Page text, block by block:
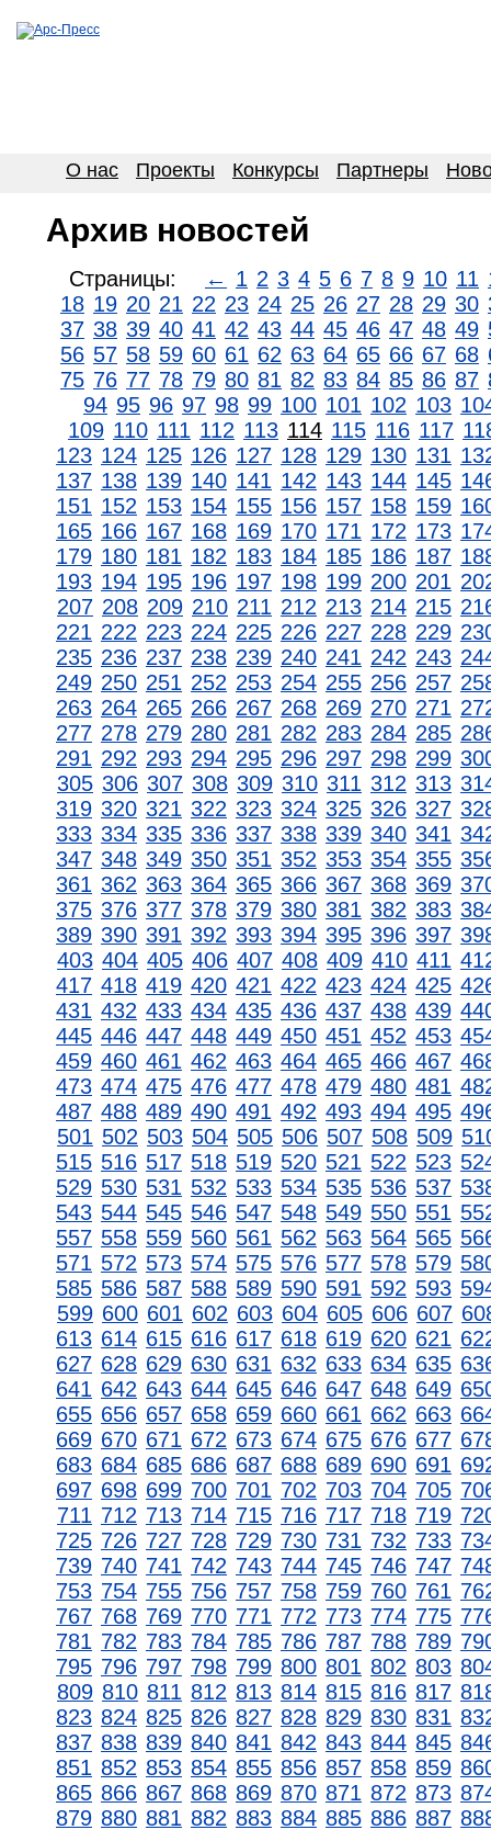
О нас Проекты Конкурсы Партнеры
Архив новостей
Страницы: ← 1 2 3 4 5 6 7 8 9 10 11
18 19 20 21 22 23 24 25 26 27 28 29 30
37 38 39 40 41 42 43 44 45 46 47 48 49
56 57 58 59 60 61 62 63 64 65 66 67 68
75 76 77 78 79 80 81 82 83 84 85 86 87
94 95 96 97 98 99 100 101 102 103
109 110 111 112 113 114 115 116 117
123 124 125 126 127 128 129 130 131
137 138 139 140 141 142 143 144 145
151 152 153 154 155 156 157 158 159
165 166 167 168 169 170 171 172 173
179 180 181 182 183 184 185 186 187
193 194 195 196 197 198 199 200 201
207 208 209 210 211 212 213 214 215
221 222 223 224 225 226 227 228 229
235 236 237 238 239 240 241 242 243
249 250 251 252 253 254 255 256 257
263 264 265 266 267 268 269 270 271
277 278 279 280 281 282 283 284 285
291 292 293 294 295 296 297 298 299
305 306 307 308 309 310 311 312 313
319 320 321 322 323 324 325 326 327
333 334 335 336 337 338 339 340 341
347 348 349 350 351 352 353 354 355
361 362 363 364 365 366 367 368 369
375 376 377 378 379 380 381 382 383
389 390 391 392 393 394 395 396 397
403 404 405 406 407 408 409 410 411
417 418 419 420 421 422 423 424 425
431 432 433 434 435 436 437 438 439
445 446 447 448 449 450 451 452 453
459 460 461 462 463 464 465 466 467
473 474 475 476 477 478 479 480 481
487 488 489 490 491 492 493 494 495
501 502 503 504 505 506 507 508 509
515 516 517 518 519 520 521 522 523
529 530 531 532 533 534 535 536 537
543 544 545 546 547 548 549 550 551
557 558 559 560 561 562 563 564 565
571 572 573 574 575 576 577 578 579
585 586 587 588 589 590 591 592 593
599 600 601 602 603 604 605 606 607
613 614 615 616 617 618 619 620 621
627 628 629 630 631 632 633 634 635
641 642 643 644 645 646 647 648 649
655 656 657 658 659 660 661 662 663
669 670 671 672 673 674 675 676 677
683 684 685 686 687 688 689 690 691
697 698 699 700 701 702 703 704 705
711 712 713 714 715 716 717 718 719
725 726 727 728 729 730 731 732 733
739 740 741 742 743 744 745 746 747
753 754 755 756 757 758 759 760 761
767 768 769 770 771 772 773 774 775
781 782 783 784 785 786 787 788 789
795 796 797 798 799 800 801 802 803
809 810 811 812 813 814 815 816 817
823 824 825 826 827 828 829 830 831
837 838 839 840 841 842 843 844 845
851 852 853 854 855 856 857 858 859
865 866 867 868 869 870 871 872 873
879 880 881 882 883 884 885 886 887